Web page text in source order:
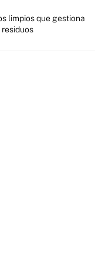
limpios que gestiona